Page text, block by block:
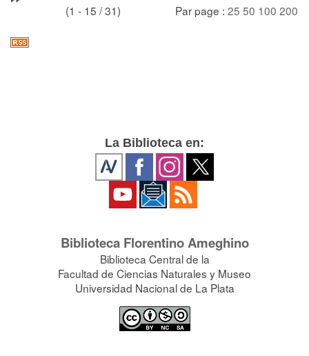
(1 - 15 / 31) Par page : 25 50 100 200
La Biblioteca en:
Biblioteca Florentino Ameghino
Biblioteca Central de la
Facultad de Ciencias Naturales y Museo
Universidad Nacional de La Plata